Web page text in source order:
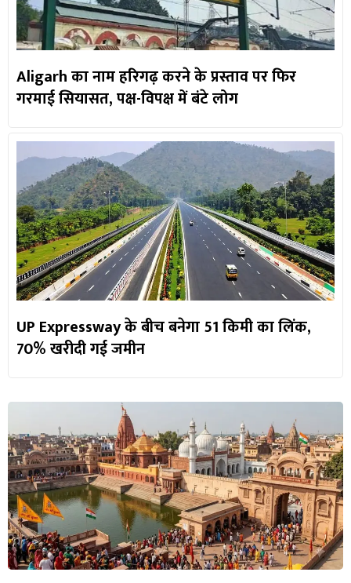
Aligarh का नाम हरिगढ़ करने के प्रस्ताव पर फिर
गरमाई सियासत, पक्ष-विपक्ष में बंटे लोग
UP Expressway के बीच बनेगा 51 किमी का लिंक,
70% खरीदी गई जमीन